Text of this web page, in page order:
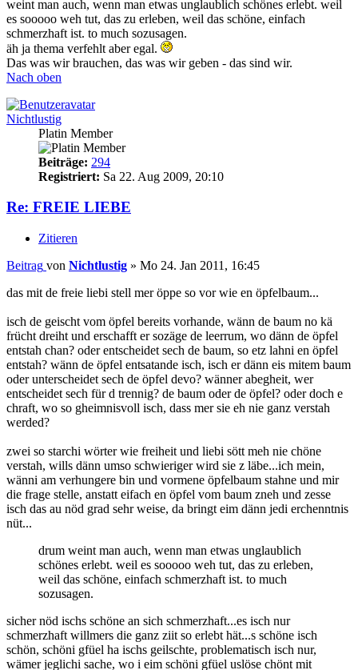
weint man auch, wenn man etwas unglaublich schönes erlebt. weil
es sooooo weh tut, das zu erleben, weil das schöne, einfach
schmerzhaft ist. to much sozusagen.
äh ja thema verfehlt aber egal.
Das was wir brauchen, das was wir geben - das sind wir.
Nach oben
Nichtlustig
Platin Member
Beiträge: 294
Registriert: Sa 22. Aug 2009, 20:10
Re: FREIE LIEBE
Zitieren
Beitrag von Nichtlustig » Mo 24. Jan 2011, 16:45
das mit de freie liebi stell mer öppe so vor wie en öpfelbaum...
isch de geischt vom öpfel bereits vorhande, wänn de baum no kä
frücht dreiht und erschafft er sozäge de leerrum, wo dänn de öpfel
entstah chan? oder entscheidet sech de baum, so etz lahni en öpfel
entstah? wänn de öpfel entsatande isch, isch er dänn eis mitem baum
oder unterscheidet sech de öpfel devo? wänner abegheit, wer
entscheidet sech für d trennig? de baum oder de öpfel? oder doch e
chraft, wo so gheimnisvoll isch, dass mer sie eh nie ganz verstah
werded?
zwei so starchi wörter wie freiheit und liebi sött meh nie chöne
verstah, wills dänn umso schwieriger wird sie z läbe...ich mein,
wänni am verhungere bin und vormene öpfelbaum stahne und mir
die frage stelle, anstatt eifach en öpfel vom baum zneh und zesse
isch das au nöd grad sehr weise, da bringt eim dänn jedi erchenntnis
nüt...
drum weint man auch, wenn man etwas unglaublich
schönes erlebt. weil es sooooo weh tut, das zu erleben,
weil das schöne, einfach schmerzhaft ist. to much
sozusagen.
sicher nöd ischs schöne an sich schmerzhaft...es isch nur
schmerzhaft willmers die ganz ziit so erlebt hät...s schöne isch
schön, schöni gfüel ha ischs geilschte, problematisch isch nur,
wämer jeglichi sache, wo i eim schöni gfüel uslöse chönt mit